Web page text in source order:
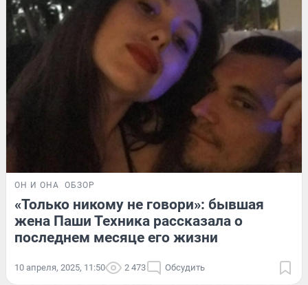
ОН И ОНА ОБЗОР
«Только никому не говори»: бывшая
жена Паши Техника рассказала о
последнем месяце его жизни
10 апреля, 2025, 11:50 2 473 Обсудить